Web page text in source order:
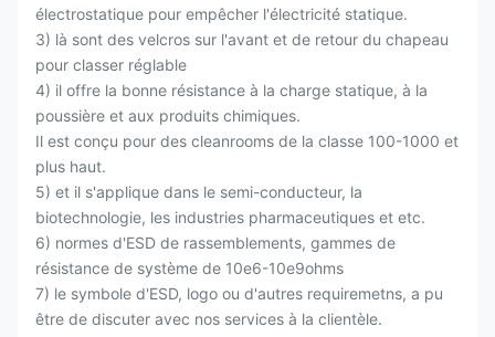
électrostatique pour empêcher l'électricité statique.
3) là sont des velcros sur l'avant et de retour du chapeau
pour classer réglable
4) il offre la bonne résistance à la charge statique, à la
poussière et aux produits chimiques.
Il est conçu pour des cleanrooms de la classe 100-1000 et
plus haut.
5) et il s'applique dans le semi-conducteur, la
biotechnologie, les industries pharmaceutiques et etc.
6) normes d'ESD de rassemblements, gammes de
résistance de système de 10e6-10e9ohms
7) le symbole d'ESD, logo ou d'autres requiremetns, a pu
être de discuter avec nos services à la clientèle.